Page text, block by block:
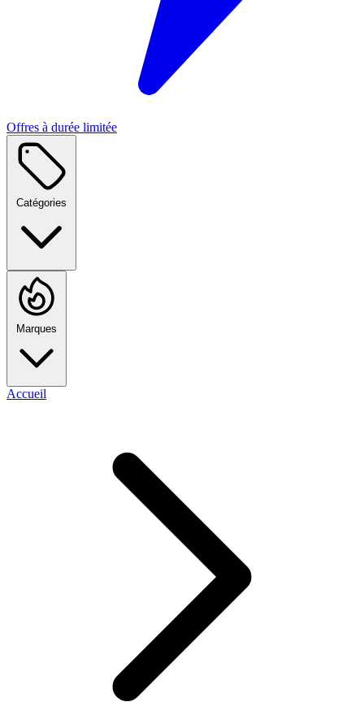
Offres à durée limitée
Catégories
Marques
Accueil